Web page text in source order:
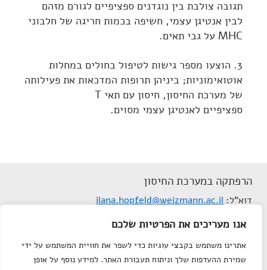
אנו מעריכים את הפרטיות שלכם
אתרינו משתמש בקבצי עוגיות כדי לשפר את חוויית המשתמש על ידי
שמירת ההעדפות שלך וניתוח תעבורת האתר. למידע נוסף על אופן
תגובה צולבת בין נוגדנים ספציפיים לגורם מזהם
לבין אנטיגן עצמי, חשיפה בכמות חריגה של חלבוני
MHC על גבי תאים.
3. הוצעו מספר גישות לטיפול בחולים במחלות
אוטואימוניות; ביניהן תרופות המדכאות את פעילותה
של מערכת החיסון, חיסון עם תאי T
ספציפיים לאנטיגן עצמי מסוים.
הרפתקה במערכת החיסון
דוא"ל ilana.hopfeld@weizmann.ac.il
תנאי שימוש
מפת אתר